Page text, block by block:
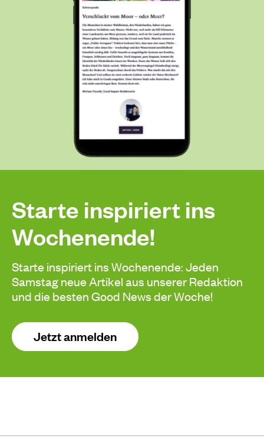
Starte inspiriert ins
Wochenende!
Starte inspiriert ins Wochenende: Jeden
Samstag neue Artikel aus unserer Redaktion
und die besten Good News der Woche!
Jetzt anmelden